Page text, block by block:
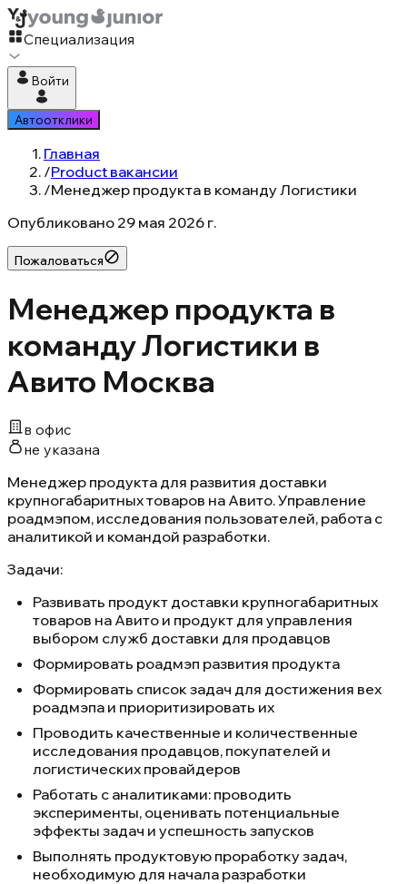
Специализация
Войти
Автоотклики
Главная
/Product вакансии
/Менеджер продукта в команду Логистики
Опубликовано 29 мая 2026 г.
Пожаловаться
Менеджер продукта в
команду Логистики в
Авито Москва
в офис
не указана
Менеджер продукта для развития доставки
крупногабаритных товаров на Авито. Управление
роадмэпом, исследования пользователей, работа с
аналитикой и командой разработки.
Задачи:
Развивать продукт доставки крупногабаритных
товаров на Авито и продукт для управления
выбором служб доставки для продавцов
Формировать роадмэп развития продукта
Формировать список задач для достижения вех
роадмэпа и приоритизировать их
Проводить качественные и количественные
исследования продавцов, покупателей и
логистических провайдеров
Работать с аналитиками: проводить
эксперименты, оценивать потенциальные
эффекты задач и успешность запусков
Выполнять продуктовую проработку задач,
необходимую для начала разработки